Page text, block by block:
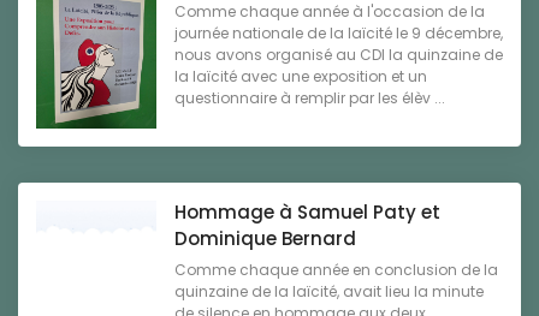
Comme chaque année à l'occasion de la
journée nationale de la laïcité le 9 décembre,
nous avons organisé au CDI la quinzaine de
la laïcité avec une exposition et un
questionnaire à remplir par les élèv ...
Hommage à Samuel Paty et
Dominique Bernard
Comme chaque année en conclusion de la
quinzaine de la laïcité, avait lieu la minute